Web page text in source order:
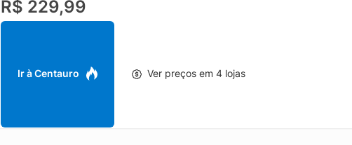
R$ 229,99
Ir à Centauro Ver preços em 4 lojas